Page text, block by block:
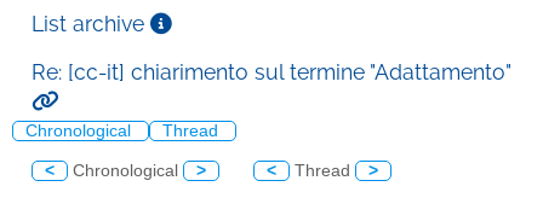
List archive
Re: [cc-it] chiarimento sul termine "Adattamento"
Chronological Thread
< Chronological > < Thread >